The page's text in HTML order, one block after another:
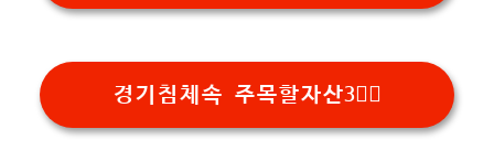
경기침체속 주목할자산3👉🏻